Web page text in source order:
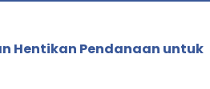
Hentikan Pendanaan untuk